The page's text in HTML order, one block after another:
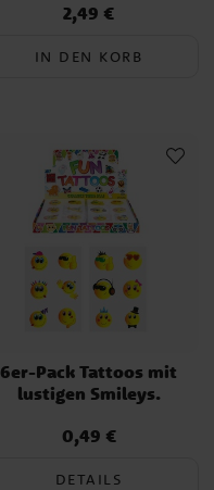
Preis:2,49 €
2,49 €
IN DEN KORB
6er-Pack Tattoos mit
lustigen Smileys.
Preis:0,49 €
0,49 €
DETAILS